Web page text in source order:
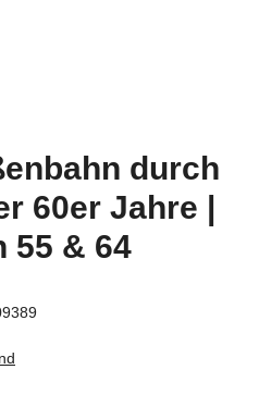
durch
60er Jahre |
55 & 64